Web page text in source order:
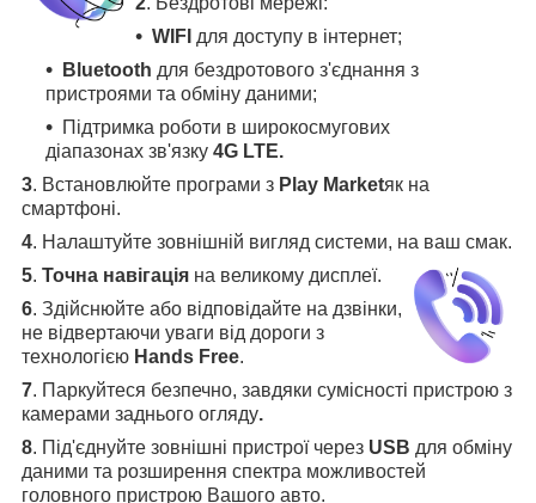
WIFI для доступу в інтернет;
Bluetooth для бездротового з'єднання з
пристроями та обміну даними;
Підтримка роботи в широкосмугових
діапазонах зв'язку 4G LTE.
3. Встановлюйте програми з Play Marketяк на
смартфоні.
4. Налаштуйте зовнішній вигляд системи, на ваш смак.
5. Точна навігація на великому дисплеї.
6. Здійснюйте або відповідайте на дзвінки,
не відвертаючи уваги від дороги з
технологією Hands Free.
7. Паркуйтеся безпечно, завдяки сумісності пристрою з
камерами заднього огляду.
8. Під'єднуйте зовнішні пристрої через USB для обміну
даними та розширення спектра можливостей
головного пристрою Вашого авто.